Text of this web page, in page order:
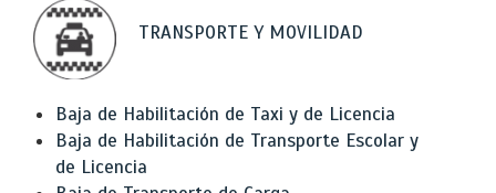
TRANSPORTE Y MOVILIDAD
Baja de Habilitación de Taxi y de Licencia
Baja de Habilitación de Transporte Escolar y
de Licencia